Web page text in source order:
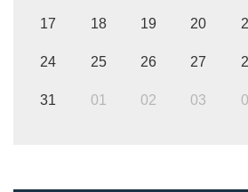
17 18 19 20
24 25 26 27
31 01 02 03